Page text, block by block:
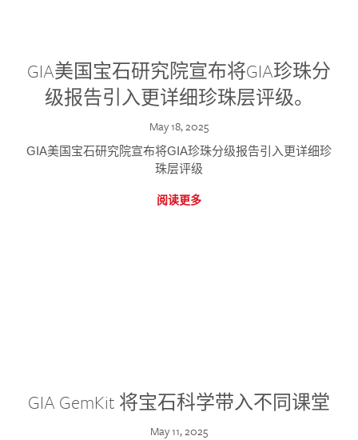
GIA美国宝石研究院宣布将GIA珍珠分
级报告引入更详细珍珠层评级。
May 18, 2025
GIA美国宝石研究院宣布将GIA珍珠分级报告引入更详细珍
珠层评级
阅读更多
GIA GemKit 将宝石科学带入不同课堂
May 11, 2025